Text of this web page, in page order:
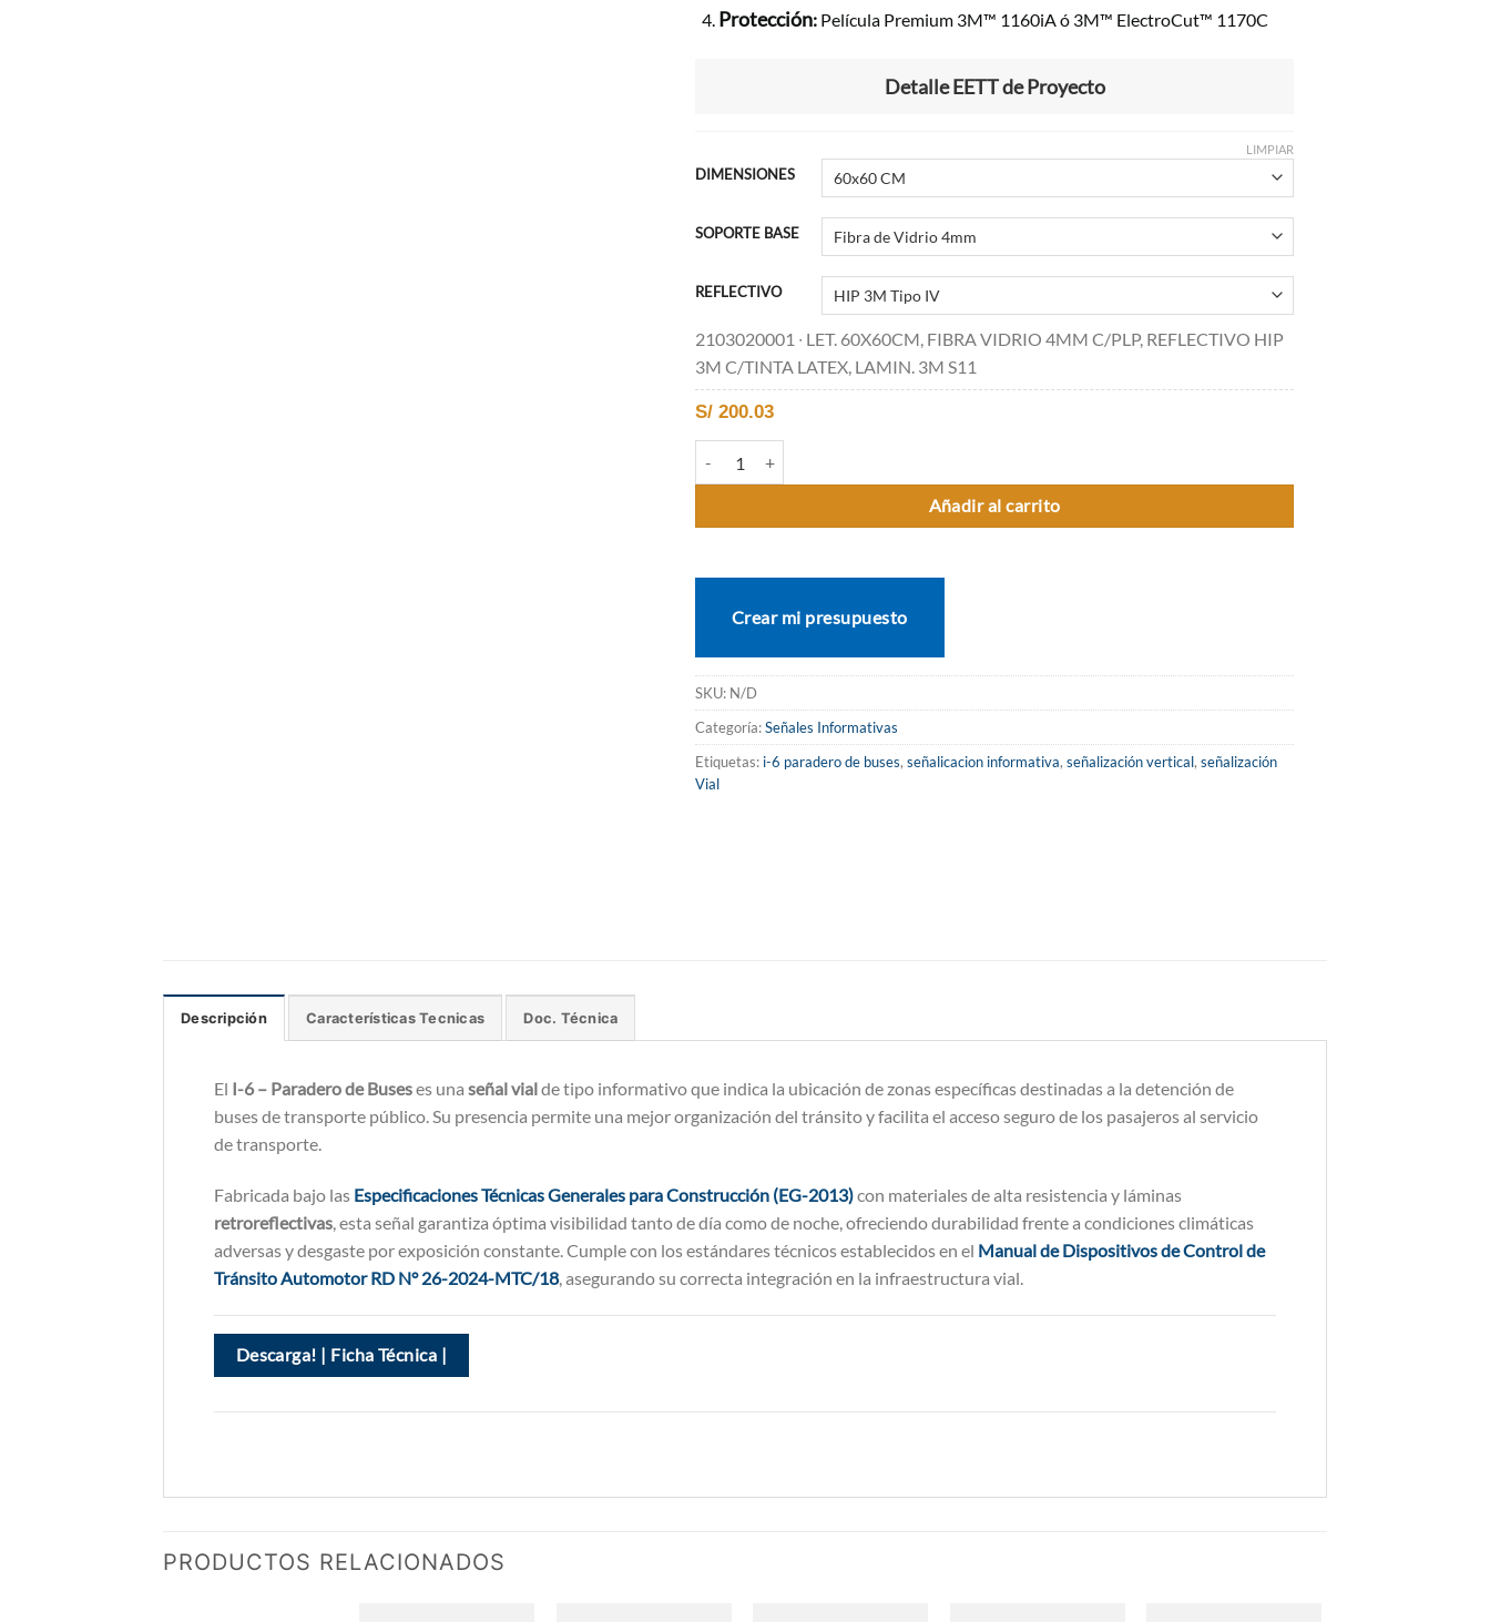
Protección:Película Premium 3M™ 1160iA ó 3M™ ElectroCut™ 1170C
Detalle EETT de Proyecto
DIMENSIONES
SOPORTE BASE
REFLECTIVO
LIMPIAR
2103020001 ∙ LET. 60X60CM, FIBRA VIDRIO 4MM C/PLP, REFLECTIVO HIP
3M C/TINTA LATEX, LAMIN. 3M S11
S/ 200.03
Añadir al carrito
Crear mi presupuesto
SKU: N/D
Categoría:Señales Informativas
Etiquetas: i-6 paradero de buses, señalicacion informativa, señalización vertical, señalización
Vial
Descripción Características Tecnicas Doc. Técnica
El I-6 – Paradero de Buseses una señal vialde tipo informativo que indica la ubicación de zonas específicas destinadas a la detención de
buses de transporte público. Su presencia permite una mejor organización del tránsito y facilita el acceso seguro de los pasajeros al servicio
de transporte.
Fabricada bajo las Especificaciones Técnicas Generales para Construcción (EG-2013)con materiales de alta resistencia y láminas
retroreflectivas, esta señal garantiza óptima visibilidad tanto de día como de noche, ofreciendo durabilidad frente a condiciones climáticas
adversas y desgaste por exposición constante. Cumple con los estándares técnicos establecidos en el Manual de Dispositivos de Control de
Tránsito Automotor RD N° 26-2024-MTC/18, asegurando su correcta integración en la infraestructura vial.
Descarga! | Ficha Técnica |
PRODUCTOS RELACIONADOS